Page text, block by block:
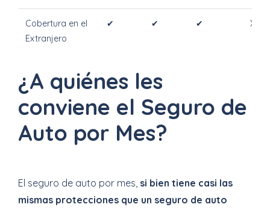
Cobertura en el
Extranjero
✔ ✔ ✔ X
¿A quiénes les
conviene el Seguro de
Auto por Mes?
El seguro de auto por mes, si bien tiene casi las
mismas protecciones que un seguro de auto